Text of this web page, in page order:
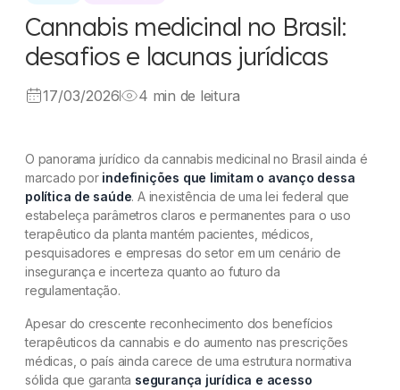
Cannabis medicinal no Brasil:
desafios e lacunas jurídicas
17/03/2026 4 min de leitura
O panorama jurídico da cannabis medicinal no Brasil ainda é
marcado por indefinições que limitam o avanço dessa
política de saúde. A inexistência de uma lei federal que
estabeleça parâmetros claros e permanentes para o uso
terapêutico da planta mantém pacientes, médicos,
pesquisadores e empresas do setor em um cenário de
insegurança e incerteza quanto ao futuro da
regulamentação.
Apesar do crescente reconhecimento dos benefícios
terapêuticos da cannabis e do aumento nas prescrições
médicas, o país ainda carece de uma estrutura normativa
sólida que garanta segurança jurídica e acesso